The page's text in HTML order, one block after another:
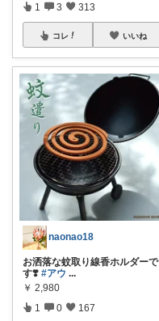
1 3 313
コレ いいね
naonao18
お洒落な蚊取り線香ホルダーで
す❣️ #アウ ...
￥ 2,980
1 0 167